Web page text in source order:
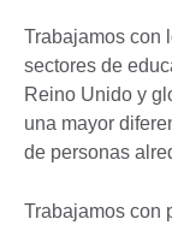
Trabajamos con
sectores de
Reino Unido y
una mayor
de personas
Trabajamos con